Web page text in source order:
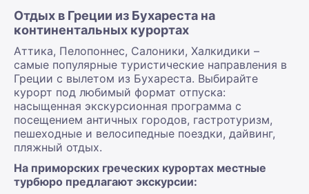
Отдых в Греции из Бухареста на
континентальных курортах
Аттика, Пелопоннес, Салоники, Халкидики –
самые популярные туристические направления в
Греции с вылетом из Бухареста. Выбирайте
курорт под любимый формат отпуска:
насыщенная экскурсионная программа с
посещением античных городов, гастротуризм,
пешеходные и велосипедные поездки, дайвинг,
пляжный отдых.
На приморских греческих курортах местные
турбюро предлагают экскурсии: